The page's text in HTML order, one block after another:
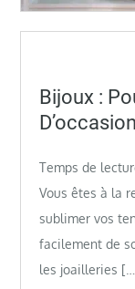
on
Bijoux :
Temps de
Vous êtes à la
sublimer vos
facilement de
les joailleries